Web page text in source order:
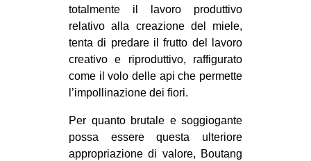
RECENSIONI
INTERNAZIONALE
AFRICA
AMERICHE
ESTREMO ORIENTE
EUROPA
totalmente il lavoro produttivo
relativo alla creazione del miele,
tenta di predare il frutto del lavoro
creativo e riproduttivo, raffigurato
come il volo delle api che permette
l’impollinazione dei fiori.
Per quanto brutale e soggiogante
possa essere questa ulteriore
appropriazione di valore, Boutang